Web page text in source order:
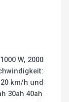
W, 2000
km/h und
30ah 40ah